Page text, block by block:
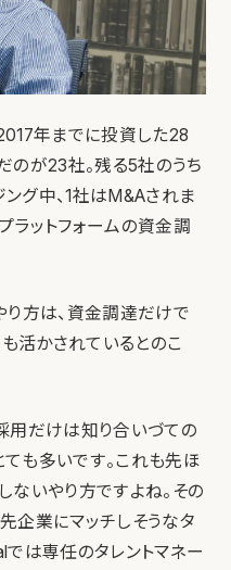
年までに投資した28
のが23社。残る5社のうち
グ中、1社はM&Aされま
ラットフォームの資金調
り方は、資金調達だけで
も活かされているとのこ
用だけは知り合いづての
も多いです。これも先ほ
ないやり方ですよね。その
企業にマッチしそうなタ
では専任のタレントマネー